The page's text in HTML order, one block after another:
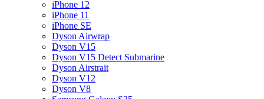
iPhone 12
iPhone 11
iPhone SE
Dyson Airwrap
Dyson V15
Dyson V15 Detect Submarine
Dyson Airstrait
Dyson V12
Dyson V8